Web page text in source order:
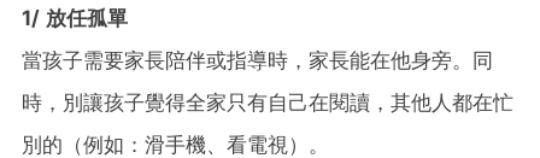
1/ 放任孤單
當孩子需要家長陪伴或指導時，家長能在他身旁。同
時，別讓孩子覺得全家只有自己在閱讀，其他人都在忙
別的（例如：滑手機、看電視）。